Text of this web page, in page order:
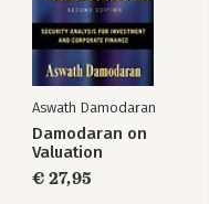
Aswath Damodaran
Damodaran on
Valuation
€ 27,95